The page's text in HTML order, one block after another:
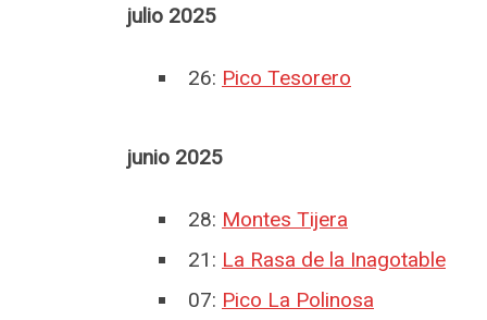
julio 2025
26: Pico Tesorero
junio 2025
28: Montes Tijera
21: La Rasa de la Inagotable
07: Pico La Polinosa